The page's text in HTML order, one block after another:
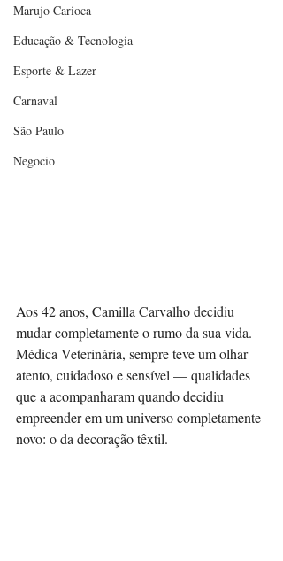
Marujo Carioca
Educação & Tecnologia
Esporte & Lazer
Carnaval
São Paulo
Negocio
Aos 42 anos, Camilla Carvalho decidiu
mudar completamente o rumo da sua vida.
Médica Veterinária, sempre teve um olhar
atento, cuidadoso e sensível — qualidades
que a acompanharam quando decidiu
empreender em um universo completamente
novo: o da decoração têxtil.